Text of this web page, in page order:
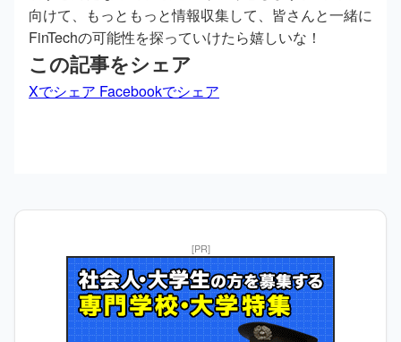
向けて、もっともっと情報収集して、皆さんと一緒に
FinTechの可能性を探っていけたら嬉しいな！
この記事をシェア
Xでシェア Facebookでシェア
[PR]